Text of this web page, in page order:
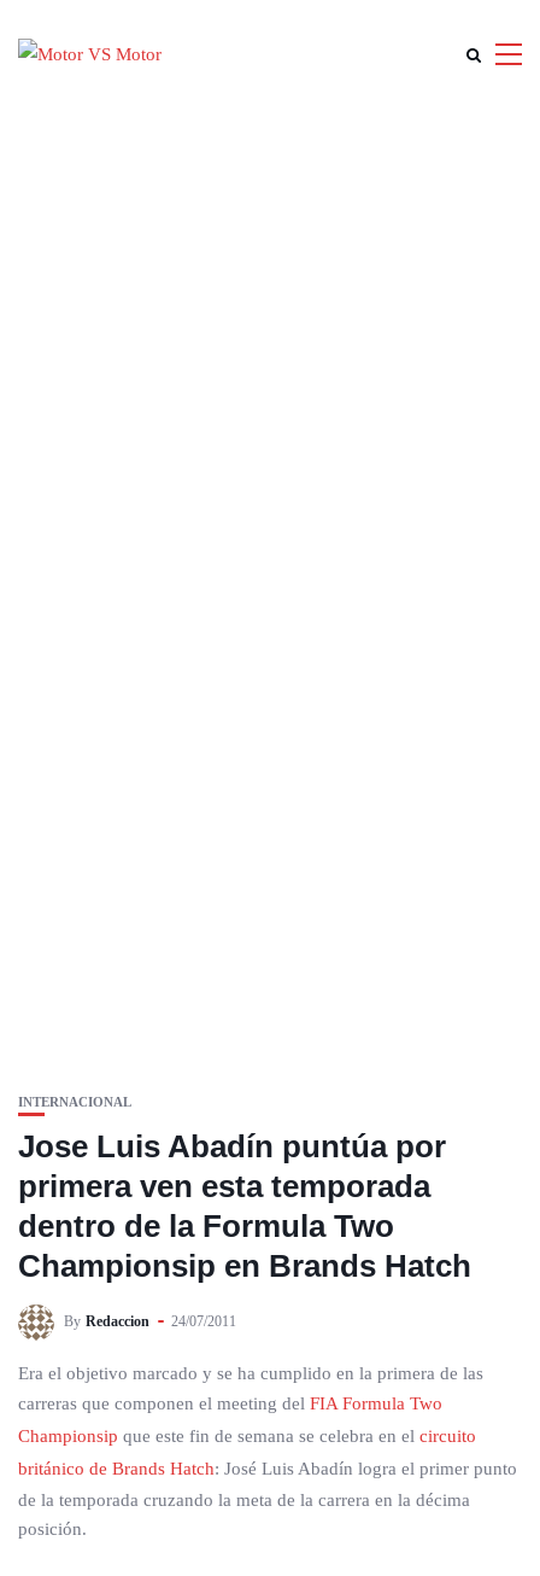
INTERNACIONAL
Jose Luis Abadín puntúa por
primera ven esta temporada
dentro de la Formula Two
Championsip en Brands Hatch
By Redaccion 24/07/2011
Era el objetivo marcado y se ha cumplido en la primera de las
carreras que componen el meeting del FIA Formula Two
Championsip que este fin de semana se celebra en el circuito
británico de Brands Hatch: José Luis Abadín logra el primer punto
de la temporada cruzando la meta de la carrera en la décima
posición.